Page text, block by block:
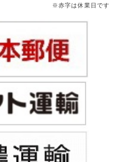
※赤字は休業日です